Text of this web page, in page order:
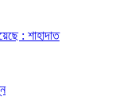
: শাহাদাত